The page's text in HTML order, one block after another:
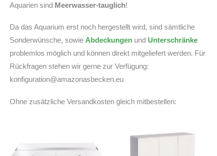
Aquarien sind Meerwasser-tauglich!
Da das Aquarium erst noch hergestellt wird, sind sämtliche
Sonderwünsche, sowie Abdeckungen und Unterschränke
problemlos möglich und können direkt mitgeliefert werden. Für
Rückfragen stehen wir gerne zur Verfügung:
konfiguration@amazonasbecken.eu
Ohne zusätzliche Versandkosten gleich mitbestellen: